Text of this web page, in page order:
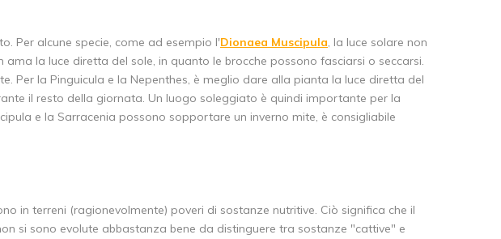
Per alcune specie, come ad esempio l'Dionaea Muscipula, la luce solare non
ama la luce diretta del sole, in quanto le brocche possono fasciarsi o seccarsi.
Per la Pinguicula e la Nepenthes, è meglio dare alla pianta la luce diretta del
il resto della giornata. Un luogo soleggiato è quindi importante per la
e la Sarracenia possono sopportare un inverno mite, è consigliabile
in terreni (ragionevolmente) poveri di sostanze nutritive. Ciò significa che il
si sono evolute abbastanza bene da distinguere tra sostanze "cattive" e